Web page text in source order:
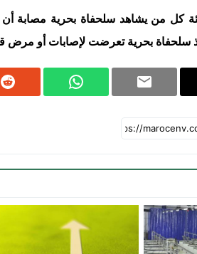
كل من يشاهد سلحفاة بحرية مصابة أن
سلحفاة بحرية تعرضت لإصابات أو مرض قد